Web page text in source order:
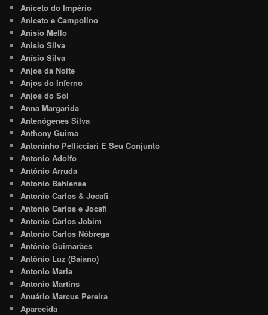
Aniceto do Império
Aniceto e Campolino
Anisio Mello
Anisio Silva
Anísio Silva
Anjos da Noite
Anjos do Inferno
Anjos do Sol
Anna Margarida
Antenógenes Silva
Anthony Guima
Antoninho Pellicciari E Seu Conjunto
Antonio Adolfo
Antônio Arruda
Antonio Bahiense
Antonio Carlos & Jocafi
Antonio Carlos e Jocafi
Antonio Carlos Jobim
Antonio Carlos Nóbrega
Antônio Guimarães
Antônio Luz (Baiano)
Antonio Maria
Antonio Martins
Anuário Marcus Pereira
Aparecida